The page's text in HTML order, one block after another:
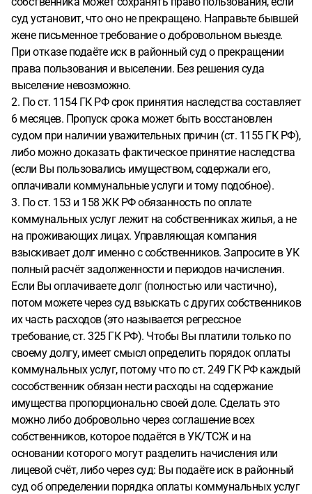
суд установит, что оно не прекращено. Направьте бывшей
жене письменное требование о добровольном выезде.
При отказе подаёте иск в районный суд о прекращении
права пользования и выселении. Без решения суда
выселение невозможно.
2. По ст. 1154 ГК РФ срок принятия наследства составляет
6 месяцев. Пропуск срока может быть восстановлен
судом при наличии уважительных причин (ст. 1155 ГК РФ),
либо можно доказать фактическое принятие наследства
(если Вы пользовались имуществом, содержали его,
оплачивали коммунальные услуги и тому подобное).
3. По ст. 153 и 158 ЖК РФ обязанность по оплате
коммунальных услуг лежит на собственниках жилья, а не
на проживающих лицах. Управляющая компания
взыскивает долг именно с собственников. Запросите в УК
полный расчёт задолженности и периодов начисления.
Если Вы оплачиваете долг (полностью или частично),
потом можете через суд взыскать с других собственников
их часть расходов (это называется регрессное
требование, ст. 325 ГК РФ). Чтобы Вы платили только по
своему долгу, имеет смысл определить порядок оплаты
коммунальных услуг, потому что по ст. 249 ГК РФ каждый
сособственник обязан нести расходы на содержание
имущества пропорционально своей доле. Сделать это
можно либо добровольно через соглашение всех
собственников, которое подаётся в УК/ТСЖ и на
основании которого могут разделить начисления или
лицевой счёт, либо через суд: Вы подаёте иск в районный
суд об определении порядка оплаты коммунальных услуг